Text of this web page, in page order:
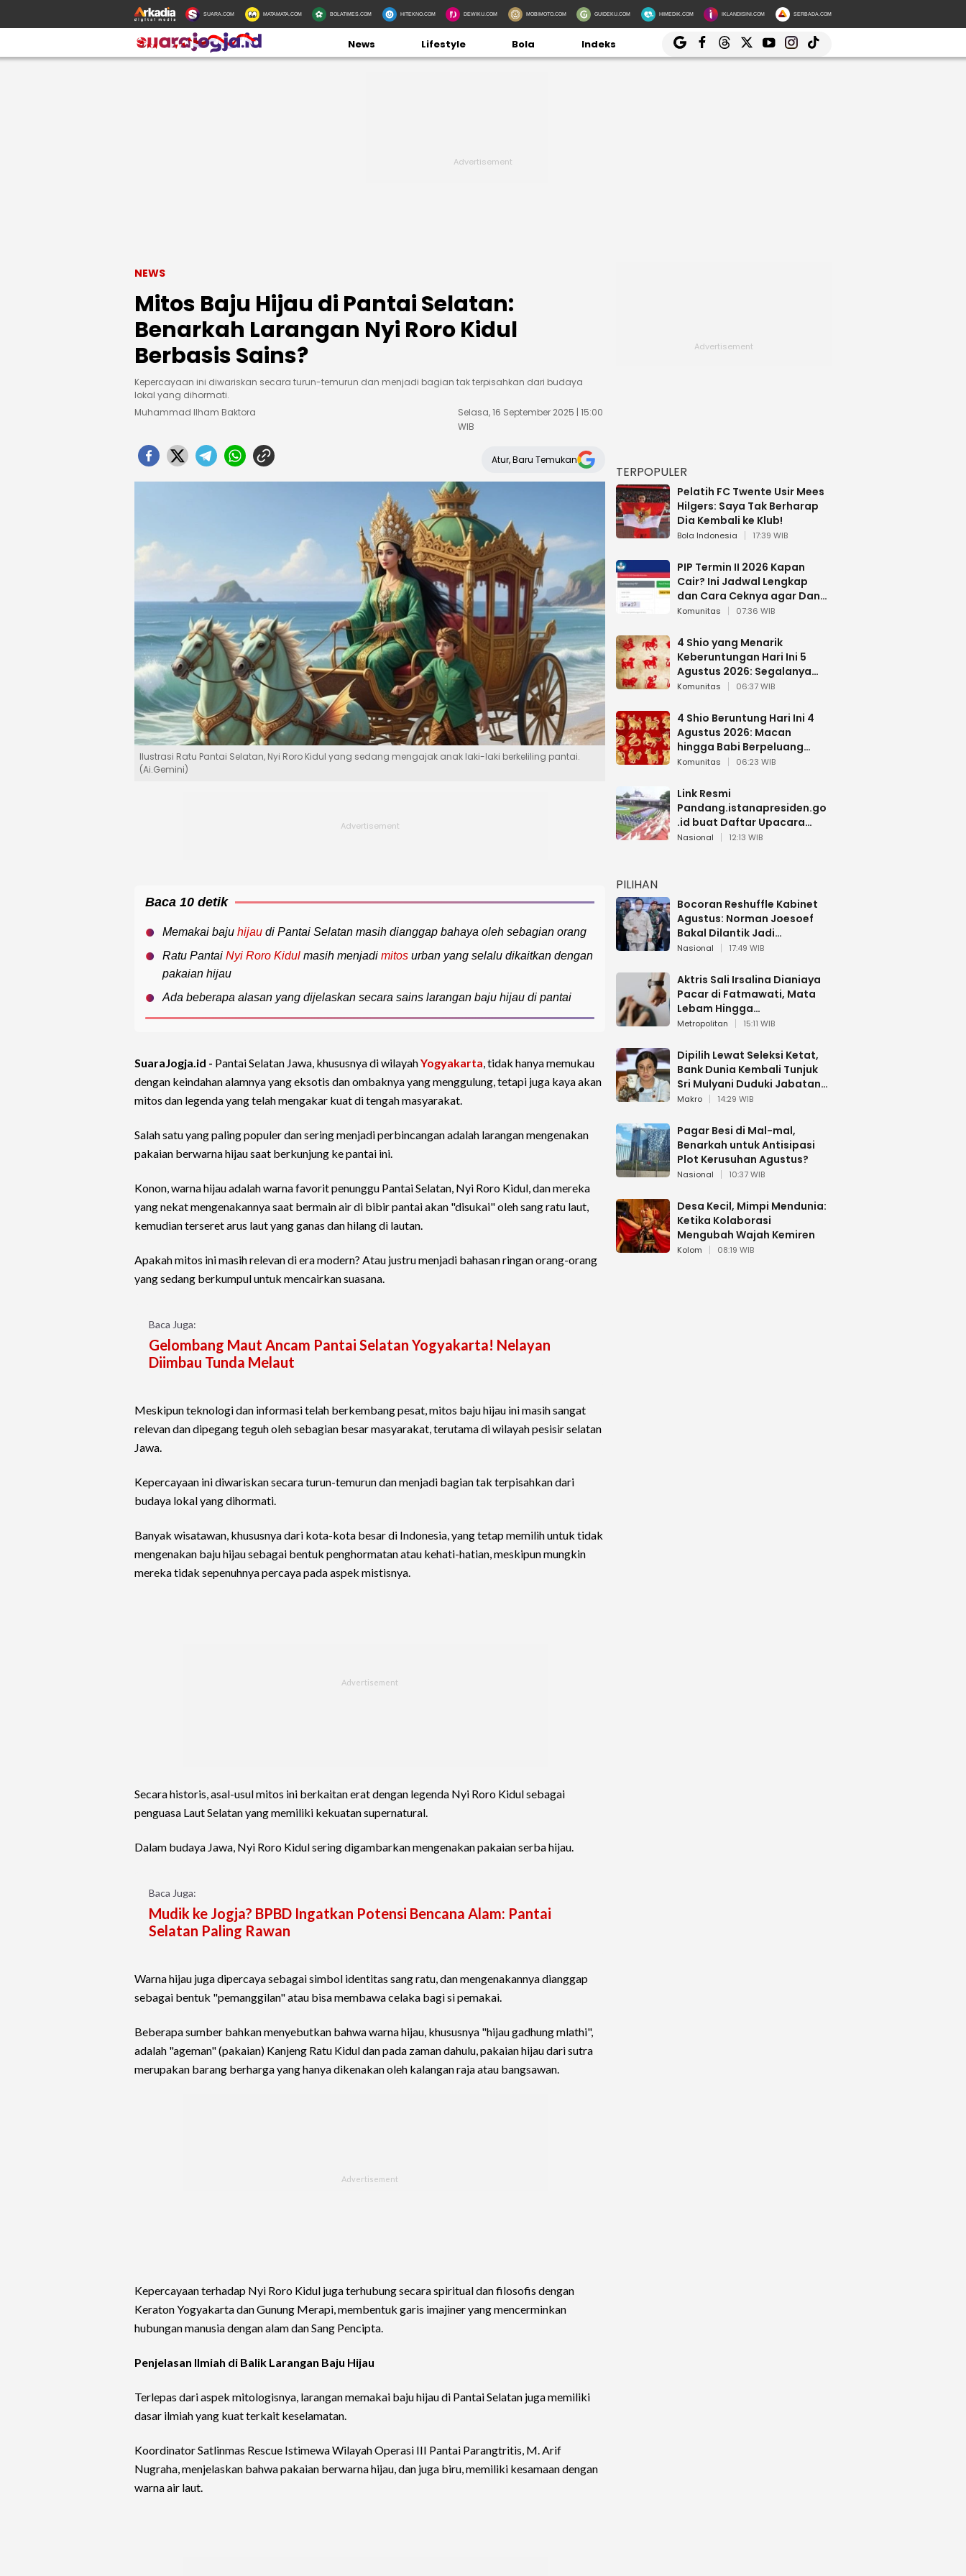
SUARA.COM MATAMATA.COM BOLATIMES.COM HITEKNO.COM DEWIKU.COM MOBIMOTO.COM GUIDEKU.COM HIMEDIK.COM IKLANDISINI.COM SERBADA.COM
News Lifestyle Bola Indeks
NEWS
Mitos Baju Hijau di Pantai Selatan:
Benarkah Larangan Nyi Roro Kidul
Berbasis Sains?
Kepercayaan ini diwariskan secara turun-temurun dan menjadi bagian tak terpisahkan dari budaya
lokal yang dihormati.
Muhammad Ilham Baktora
Selasa, 16 September 2025 | 15:00
WIB
Atur, Baru Temukan
Ilustrasi Ratu Pantai Selatan, Nyi Roro Kidul yang sedang mengajak anak laki-laki berkeliling pantai.
(Ai.Gemini)
Baca 10 detik
Memakai baju hijau di Pantai Selatan masih dianggap bahaya oleh sebagian orang
Ratu Pantai Nyi Roro Kidul masih menjadi mitos urban yang selalu dikaitkan dengan
pakaian hijau
Ada beberapa alasan yang dijelaskan secara sains larangan baju hijau di pantai
SuaraJogja.id - Pantai Selatan Jawa, khususnya di wilayahYogyakarta, tidak hanya memukau
dengan keindahan alamnya yang eksotis dan ombaknya yang menggulung, tetapi juga kaya akan
mitos dan legenda yang telah mengakar kuat di tengah masyarakat.
Salah satu yang paling populer dan sering menjadi perbincangan adalah larangan mengenakan
pakaian berwarna hijau saat berkunjung ke pantai ini.
Konon, warna hijau adalah warna favorit penunggu Pantai Selatan, Nyi Roro Kidul, dan mereka
yang nekat mengenakannya saat bermain air di bibir pantai akan "disukai" oleh sang ratu laut,
kemudian terseret arus laut yang ganas dan hilang di lautan.
Apakah mitos ini masih relevan di era modern? Atau justru menjadi bahasan ringan orang-orang
yang sedang berkumpul untuk mencairkan suasana.
Baca Juga:
Gelombang Maut Ancam Pantai Selatan Yogyakarta! Nelayan
Diimbau Tunda Melaut
Meskipun teknologi dan informasi telah berkembang pesat, mitos baju hijau ini masih sangat
relevan dan dipegang teguh oleh sebagian besar masyarakat, terutama di wilayah pesisir selatan
Jawa.
Kepercayaan ini diwariskan secara turun-temurun dan menjadi bagian tak terpisahkan dari
budaya lokal yang dihormati.
Banyak wisatawan, khususnya dari kota-kota besar di Indonesia, yang tetap memilih untuk tidak
mengenakan baju hijau sebagai bentuk penghormatan atau kehati-hatian, meskipun mungkin
mereka tidak sepenuhnya percaya pada aspek mistisnya.
Secara historis, asal-usul mitos ini berkaitan erat dengan legenda Nyi Roro Kidul sebagai
penguasa Laut Selatan yang memiliki kekuatan supernatural.
Dalam budaya Jawa, Nyi Roro Kidul sering digambarkan mengenakan pakaian serba hijau.
Baca Juga:
Mudik ke Jogja? BPBD Ingatkan Potensi Bencana Alam: Pantai
Selatan Paling Rawan
Warna hijau juga dipercaya sebagai simbol identitas sang ratu, dan mengenakannya dianggap
sebagai bentuk "pemanggilan" atau bisa membawa celaka bagi si pemakai.
Beberapa sumber bahkan menyebutkan bahwa warna hijau, khususnya "hijau gadhung mlathi",
adalah "ageman" (pakaian) Kanjeng Ratu Kidul dan pada zaman dahulu, pakaian hijau dari sutra
merupakan barang berharga yang hanya dikenakan oleh kalangan raja atau bangsawan.
Kepercayaan terhadap Nyi Roro Kidul juga terhubung secara spiritual dan filosofis dengan
Keraton Yogyakarta dan Gunung Merapi, membentuk garis imajiner yang mencerminkan
hubungan manusia dengan alam dan Sang Pencipta.
Penjelasan Ilmiah di Balik Larangan Baju Hijau
Terlepas dari aspek mitologisnya, larangan memakai baju hijau di Pantai Selatan juga memiliki
dasar ilmiah yang kuat terkait keselamatan.
Koordinator Satlinmas Rescue Istimewa Wilayah Operasi III Pantai Parangtritis, M. Arif
Nugraha, menjelaskan bahwa pakaian berwarna hijau, dan juga biru, memiliki kesamaan dengan
warna air laut.
TERPOPULER
Pelatih FC Twente Usir Mees
Hilgers: Saya Tak Berharap
Dia Kembali ke Klub!
Bola Indonesia 17:39 WIB
PIP Termin II 2026 Kapan
Cair? Ini Jadwal Lengkap
dan Cara Ceknya agar Dana
Tidak Hangus!
Komunitas 07:36 WIB
4 Shio yang Menarik
Keberuntungan Hari Ini 5
Agustus 2026: Segalanya
Berjalan Lancar
Komunitas 06:37 WIB
4 Shio Beruntung Hari Ini 4
Agustus 2026: Macan
hingga Babi Berpeluang
Dapat Kabar Baik
Komunitas 06:23 WIB
Link Resmi
Pandang.istanapresiden.go
.id buat Daftar Upacara
Bendera HUT RI di Istana
Nasional 12:13 WIB
PILIHAN
Bocoran Reshuffle Kabinet
Agustus: Norman Joesoef
Bakal Dilantik Jadi
Wamenhan RI
Nasional 17:49 WIB
Aktris Sali Irsalina Dianiaya
Pacar di Fatmawati, Mata
Lebam Hingga
Diselamatkan Polantas
Metropolitan 15:11 WIB
Dipilih Lewat Seleksi Ketat,
Bank Dunia Kembali Tunjuk
Sri Mulyani Duduki Jabatan
Strategis
Makro 14:29 WIB
Pagar Besi di Mal-mal,
Benarkah untuk Antisipasi
Plot Kerusuhan Agustus?
Nasional 10:37 WIB
Desa Kecil, Mimpi Mendunia:
Ketika Kolaborasi
Mengubah Wajah Kemiren
Kolom 08:19 WIB